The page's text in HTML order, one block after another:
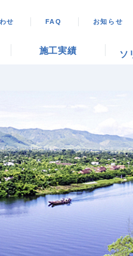
せ FAQ お知らせ
施工実績
ソ